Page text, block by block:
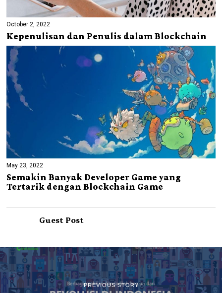
October 2, 2022
Kepenulisan dan Penulis dalam Blockchain
May 23, 2022
Semakin Banyak Developer Game yang
Tertarik dengan Blockchain Game
Guest Post
PREVIOUS STORY